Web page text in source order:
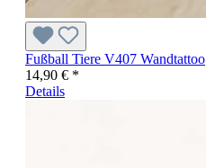
Fußball Tiere V407 Wandtattoo
14,90 € *
Details